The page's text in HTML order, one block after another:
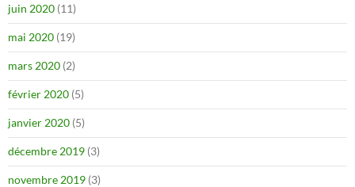
juin 2020 (11)
mai 2020 (19)
mars 2020 (2)
février 2020 (5)
janvier 2020 (5)
décembre 2019 (3)
novembre 2019 (3)